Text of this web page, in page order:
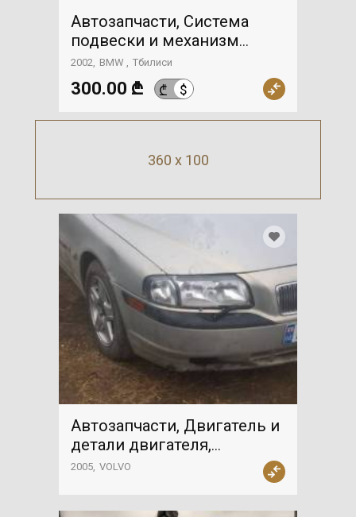
Автозапчасти, Система
подвески и механизм
управления, Амортизатор,
BMW
2002 BMW Тбилиси
300.00 ₾ ₾ $
360 x 100
Автозапчасти, Двигатель и
детали двигателя,
двигатель, VOLVO
2005 VOLVO